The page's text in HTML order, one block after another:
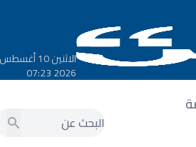
الاثنين 10 أغسطس
2026 07:23